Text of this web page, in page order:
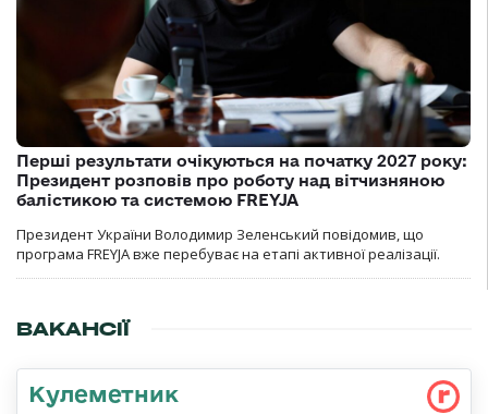
Перші результати очікуються на початку 2027 року:
Президент розповів про роботу над вітчизняною
балістикою та системою FREYJA
Президент України Володимир Зеленський повідомив, що
програма FREYJA вже перебуває на етапі активної реалізації.
ВАКАНСІЇ
Кулеметник